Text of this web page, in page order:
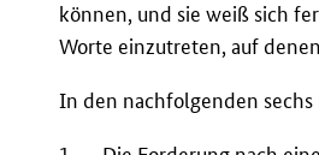
können, und sie weiß sich
Worte einzutreten, auf
In den nachfolgenden